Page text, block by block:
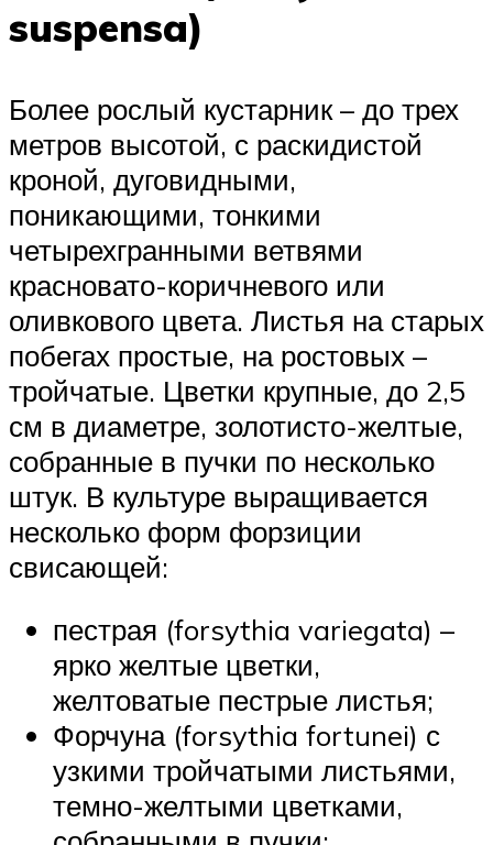
suspensa)
Более рослый кустарник – до трех
метров высотой, с раскидистой
кроной, дуговидными,
поникающими, тонкими
четырехгранными ветвями
красновато-коричневого или
оливкового цвета. Листья на старых
побегах простые, на ростовых –
тройчатые. Цветки крупные, до 2,5
см в диаметре, золотисто-желтые,
собранные в пучки по несколько
штук. В культуре выращивается
несколько форм форзиции
свисающей:
пестрая (forsythia variegata) –
ярко желтые цветки,
желтоватые пестрые листья;
Форчуна (forsythia fortunei) с
узкими тройчатыми листьями,
темно-желтыми цветками,